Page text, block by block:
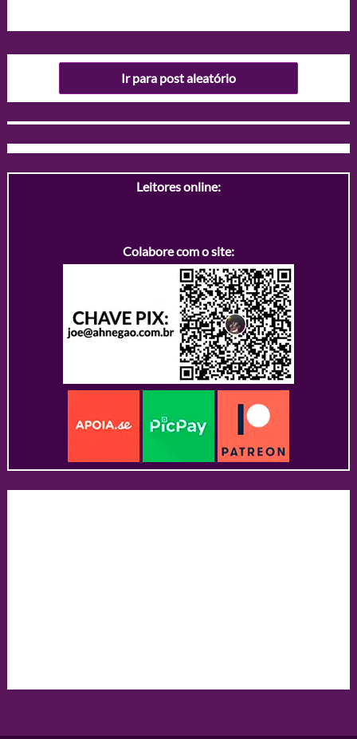
Ir para post aleatório
Leitores online:
Colabore com o site: